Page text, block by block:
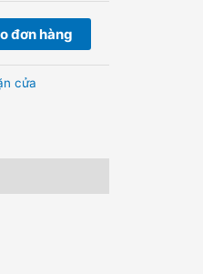
đơn hàng
cửa